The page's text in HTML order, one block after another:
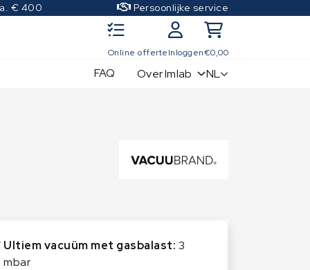
€ 400 Persoonlijke service
Online offerteInloggen€0,00
OIML Klasse M1
OIML Klasse M2
FAQ Over Imlab NL
Ultiem vacuüm met gasbalast: 3
mbar